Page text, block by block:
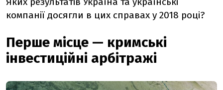
компанії досягли в цих справах у 2018 році?
Перше місце — кримські
інвестиційні арбітражі